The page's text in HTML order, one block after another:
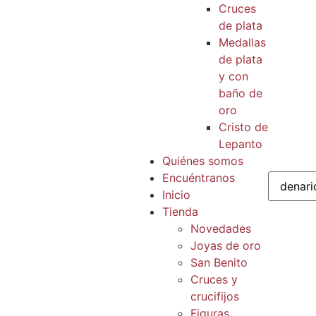
Cruces
de plata
Medallas
de plata
y con
baño de
oro
Cristo de
Lepanto
Quiénes somos
Encuéntranos
Inicio
Tienda
Novedades
Joyas de oro
San Benito
Cruces y
crucifijos
Figuras